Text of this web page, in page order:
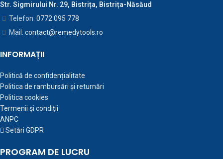
Str. Sigmirului Nr. 29, Bistrița, Bistrița-Năsăud
Telefon: 0772 095 778
Mail: contact@remedytools.ro
INFORMAȚII
Politică de confidențialitate
Politica de rambursări și returnări
Politica cookies
Termenii și condiții
ANPC
Setări GDPR
PROGRAM DE LUCRU